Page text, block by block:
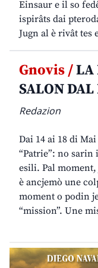
Einsaur e il so
ispirâts dai
Jugn al è rivât
Gnovis /LA
SALON
Redazion
Dai 14 ai 18 di
“Patrie”: no
esili. Pal
è ancjemò une
moment o podin
“mission”. Une